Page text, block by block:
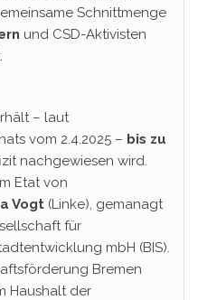
Schnittmenge
und CSD-Aktivisten
– laut
vom 2.4.2025 – bis zu
nachgewiesen wird.
Etat von
Vogt (Linke), gemanagt
für
mbH (BIS).
Bremen
Haushalt der